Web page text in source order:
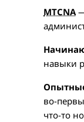
MTCNA
навыки
во-
что-то